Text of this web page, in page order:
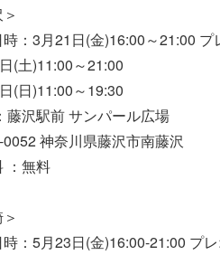
：3月21日(金)16:00～21:00 プ
(土)11:00～21:00
(日)11:00～19:30
藤沢駅前 サンパール広場
神奈川県藤沢市南藤沢
：無料
：5月23日(金)16:00-21:00 プ